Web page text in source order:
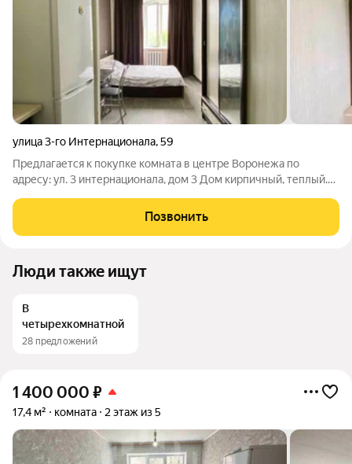
улица 3-го Интернационала,59
Предлагается к покупке комната в центре Воронежа по
адресу: ул. 3 интернационала, дом 3 Дом кирпичный, теплый.
остановки общественного транспорта 5 мин пешком, рядом
школа, пункты выдачи, сетевые
Позвонить
Люди также ищут
В
четырехкомнатной
28 предложений
1 400 000 ₽
17,4 м² комната 2 этаж из 5